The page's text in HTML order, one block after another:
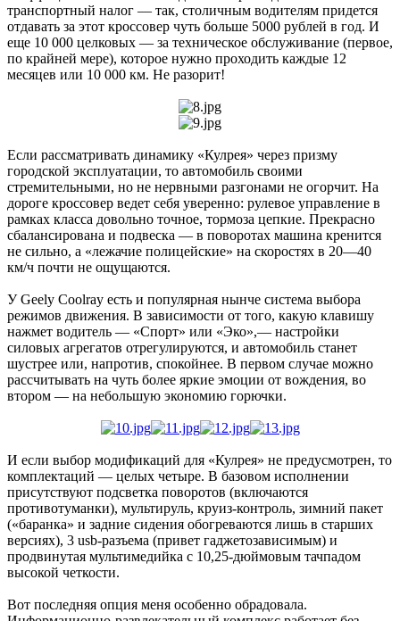
транспортный налог — так, столичным водителям придется
отдавать за этот кроссовер чуть больше 5000 рублей в год. И
еще 10 000 целковых — за техническое обслуживание (первое,
по крайней мере), которое нужно проходить каждые 12
месяцев или 10 000 км. Не разорит!
Если рассматривать динамику «Кулрея» через призму
городской эксплуатации, то автомобиль своими
стремительными, но не нервными разгонами не огорчит. На
дороге кроссовер ведет себя уверенно: рулевое управление в
рамках класса довольно точное, тормоза цепкие. Прекрасно
сбалансирована и подвеска — в поворотах машина кренится
не сильно, а «лежачие полицейские» на скоростях в 20—40
км/ч почти не ощущаются.
У Geely Coolray есть и популярная нынче система выбора
режимов движения. В зависимости от того, какую клавишу
нажмет водитель — «Спорт» или «Эко»,— настройки
силовых агрегатов отрегулируются, и автомобиль станет
шустрее или, напротив, спокойнее. В первом случае можно
рассчитывать на чуть более яркие эмоции от вождения, во
втором — на небольшую экономию горючки.
И если выбор модификаций для «Кулрея» не предусмотрен, то
комплектаций — целых четыре. В базовом исполнении
присутствуют подсветка поворотов (включаются
противотуманки), мультируль, круиз-контроль, зимний пакет
(«баранка» и задние сидения обогреваются лишь в старших
версиях), 3 usb-разъема (привет гаджетозависимым) и
продвинутая мультимедийка с 10,25-дюймовым тачпадом
высокой четкости.
Вот последняя опция меня особенно обрадовала.